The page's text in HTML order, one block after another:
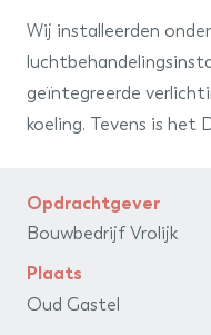
barth
Wij installeerden
geïntegreerde
koeling. Tevens is het
Opdrachtgever
Bouwbedrijf Vrolijk
Plaats
Oud Gastel